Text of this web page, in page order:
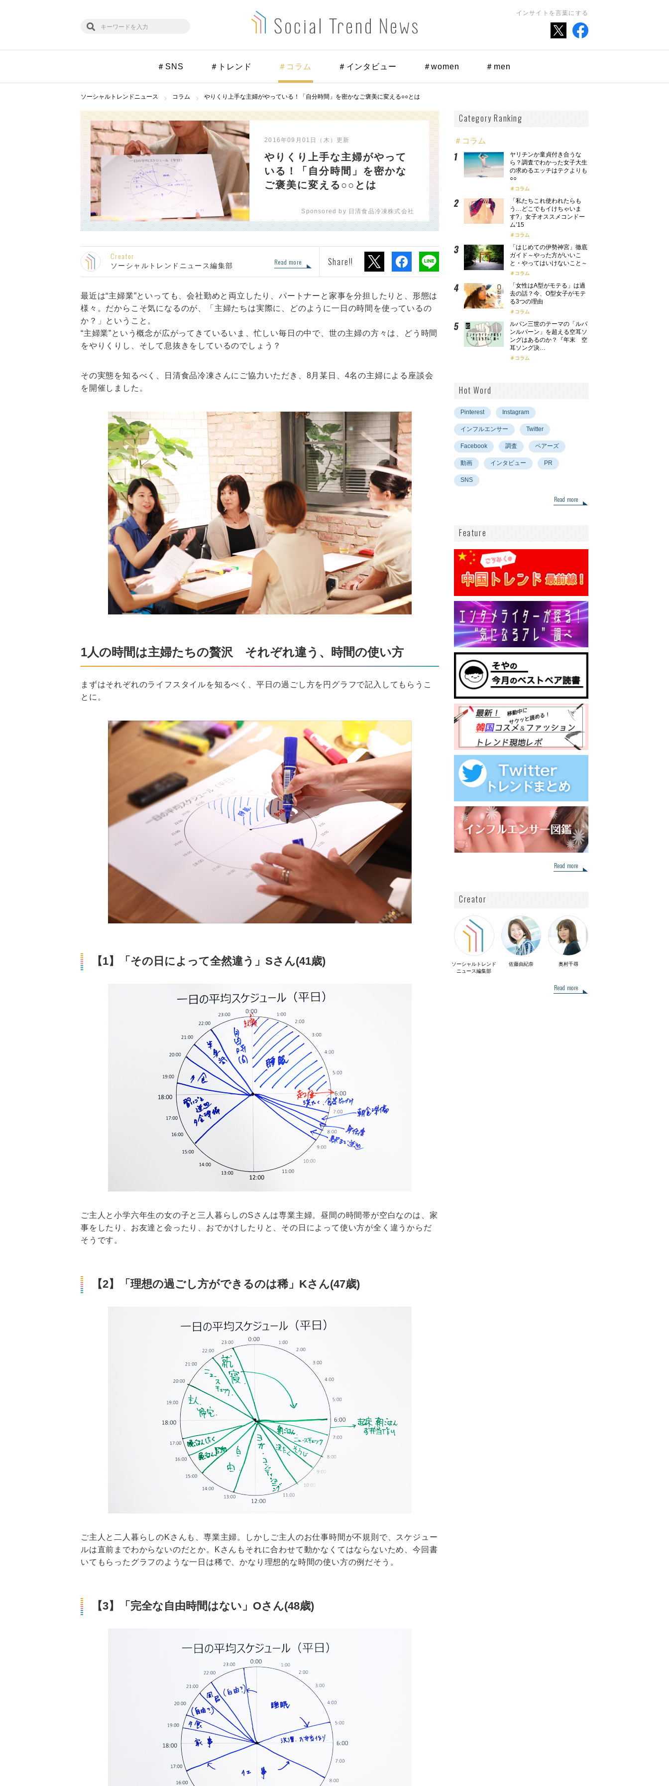
インサイトを言葉にする
＃SNS ＃トレンド ＃コラム ＃インタビュー ＃women ＃men
ソーシャルトレンドニュース コラム やりくり上手な主婦がやっている！「自分時間」を密かなご褒美に変える○○とは
2016年09月01日（木）更新
やりくり上手な主婦がやって
いる！「自分時間」を密かな
ご褒美に変える○○とは
Sponsored by 日清食品冷凍株式会社
Creator
ソーシャルトレンドニュース編集部 Read more Share!!
最近は“主婦業”といっても、会社勤めと両立したり、パートナーと家事を分担したりと、形態は
様々。だからこそ気になるのが、「主婦たちは実際に、どのように一日の時間を使っているの
か？」ということ。
“主婦業”という概念が広がってきているいま、忙しい毎日の中で、世の主婦の方々は、どう時間
をやりくりし、そして息抜きをしているのでしょう？
その実態を知るべく、日清食品冷凍さんにご協力いただき、8月某日、4名の主婦による座談会
を開催しました。
1人の時間は主婦たちの贅沢 それぞれ違う、時間の使い方
まずはそれぞれのライフスタイルを知るべく、平日の過ごし方を円グラフで記入してもらうこ
とに。
【1】「その日によって全然違う」Sさん(41歳)
ご主人と小学六年生の女の子と三人暮らしのSさんは専業主婦。昼間の時間帯が空白なのは、家
事をしたり、お友達と会ったり、おでかけしたりと、その日によって使い方が全く違うからだ
そうです。
【2】「理想の過ごし方ができるのは稀」Kさん(47歳)
ご主人と二人暮らしのKさんも、専業主婦。しかしご主人のお仕事時間が不規則で、スケジュー
ルは直前までわからないのだとか。Kさんもそれに合わせて動かなくてはならないため、今回書
いてもらったグラフのような一日は稀で、かなり理想的な時間の使い方の例だそう。
【3】「完全な自由時間はない」Oさん(48歳)
Category Ranking
＃コラム
ヤリチンか童貞付き合うな
ら？調査でわかった女子大生
の求めるエッチはテクよりも
○○
コラム
「私たちこれ使われたらも
う…どこでもイけちゃいま
す?」女子オススメコンドー
ム’15
コラム
「はじめての伊勢神宮」徹底
ガイド～やった方がいいこ
と・やってはいけないこと～
コラム
「女性はA型がモテる」は過
去の話？今、O型女子がモテ
る3つの理由
コラム
ルパン三世のテーマの「ルパ
ンルパーン」を超える空耳ソ
ングはあるのか？『年末 空
耳ソング決…
コラム
Hot Word
Pinterest Instagram
インフルエンサー Twitter
Facebook 調査 ペアーズ
動画 インタビュー PR
SNS
Read more
Feature
Read more
Creator
ソーシャルトレンド
ニュース編集部
佐藤由紀奈 奥村千尋
Read more